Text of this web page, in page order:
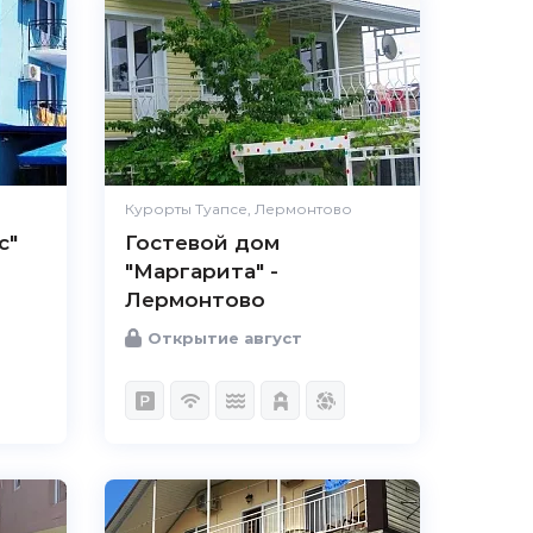
Курорты Туапсе, Лермонтово
Гостевой дом
"Маргарита" -
Лермонтово
Открытие август
Чистота Великолепно